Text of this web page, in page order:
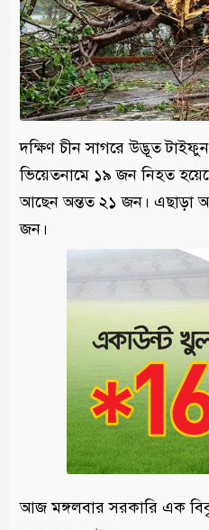
দক্ষিণ চীন সাগরে উদ্ভূত
ভিয়েতনামে ১৯ জন নিহত
আছেন অন্তত ২১ জন। এছাড়া
জন।
আজ মঙ্গলবার সরকারি এক